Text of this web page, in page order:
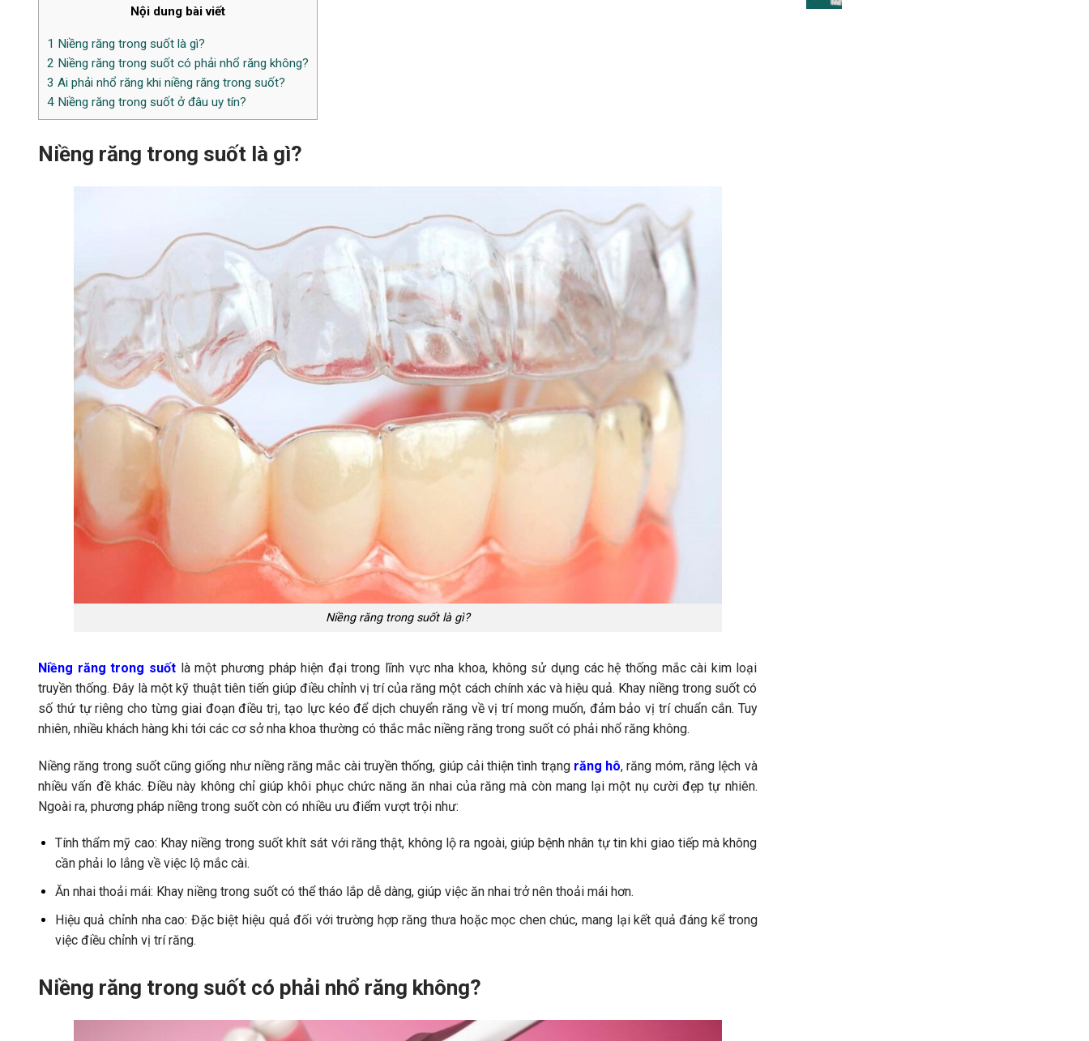
Nội dung bài viết
1 Niềng răng trong suốt là gì?
2 Niềng răng trong suốt có phải nhổ răng không?
3 Ai phải nhổ răng khi niềng răng trong suốt?
4 Niềng răng trong suốt ở đâu uy tín?
Niềng răng trong suốt là gì?
Niềng răng trong suốt là gì?
Niềng răng trong suốtlà một phương pháp hiện đại trong lĩnh vực nha khoa, không sử dụng các hệ thống mắc cài kim loại
truyền thống. Đây là một kỹ thuật tiên tiến giúp điều chỉnh vị trí của răng một cách chính xác và hiệu quả. Khay niềng trong suốt có
số thứ tự riêng cho từng giai đoạn điều trị, tạo lực kéo để dịch chuyển răng về vị trí mong muốn, đảm bảo vị trí chuẩn cắn. Tuy
nhiên, nhiều khách hàng khi tới các cơ sở nha khoa thường có thắc mắc niềng răng trong suốt có phải nhổ răng không.
Niềng răng trong suốt cũng giống như niềng răng mắc cài truyền thống, giúp cải thiện tình trạng răng hô, răng móm, răng lệch và
nhiều vấn đề khác. Điều này không chỉ giúp khôi phục chức năng ăn nhai của răng mà còn mang lại một nụ cười đẹp tự nhiên.
Ngoài ra, phương pháp niềng trong suốt còn có nhiều ưu điểm vượt trội như:
Tính thẩm mỹ cao: Khay niềng trong suốt khít sát với răng thật, không lộ ra ngoài, giúp bệnh nhân tự tin khi giao tiếp mà không
cần phải lo lắng về việc lộ mắc cài.
Ăn nhai thoải mái: Khay niềng trong suốt có thể tháo lắp dễ dàng, giúp việc ăn nhai trở nên thoải mái hơn.
Hiệu quả chỉnh nha cao: Đặc biệt hiệu quả đối với trường hợp răng thưa hoặc mọc chen chúc, mang lại kết quả đáng kể trong
việc điều chỉnh vị trí răng.
Niềng răng trong suốt có phải nhổ răng không?